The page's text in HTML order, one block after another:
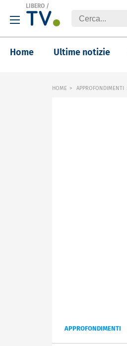
LIBERO /
Home Ultime notizie
HOME APPROFONDIMENTI
APPROFONDIMENTI